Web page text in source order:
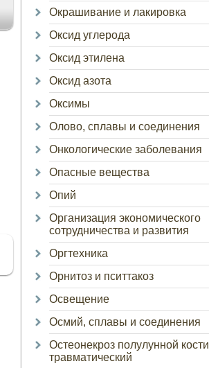
Окрашивание и лакировка
Оксид углерода
Оксид этилена
Оксид азота
Оксимы
Олово, сплавы и соединения
Онкологические заболевания
Опасные вещества
Опий
Организация экономического
сотрудничества и развития
Оргтехника
Орнитоз и пситтакоз
Освещение
Осмий, сплавы и соединения
Остеонекроз полулунной кости
травматический